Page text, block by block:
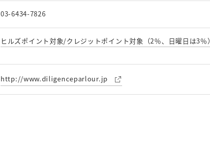
03-6434-7826
ヒルズポイント対象/クレジットポイント対象（2％、日曜日は3％）
http://www.diligenceparlour.jp